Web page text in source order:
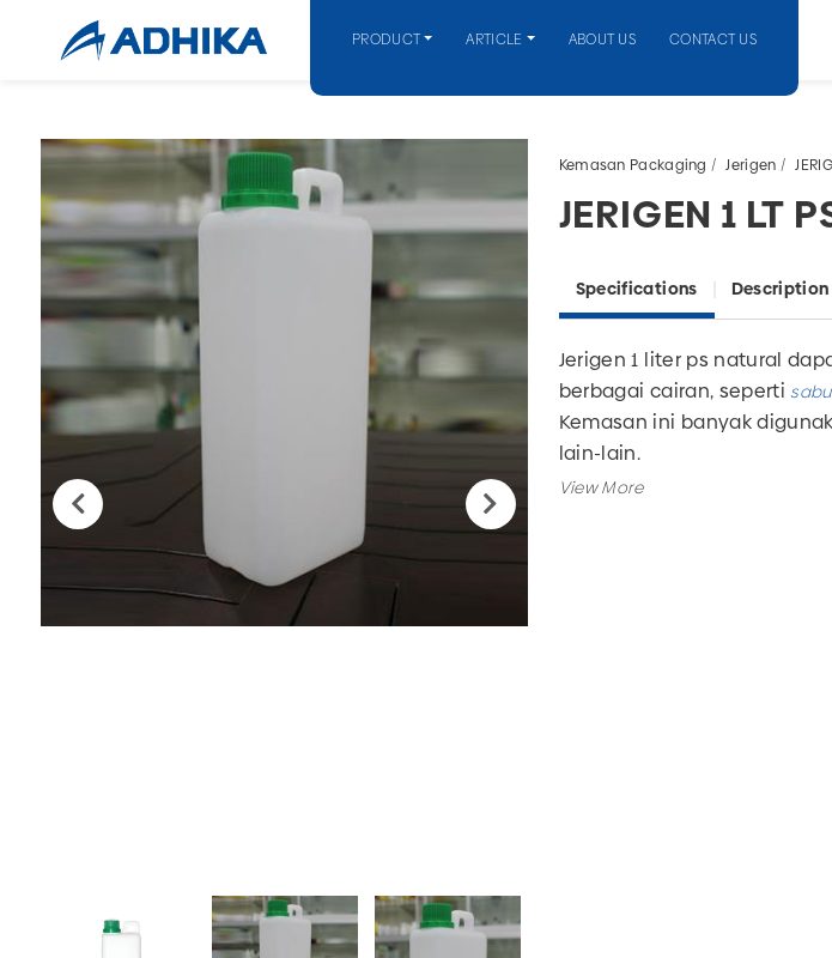
PRODUCT ARTICLE ABOUT US CONTACT US
Kemasan Packaging Jerigen
JERIGEN 1 LT
Specifications Description
Jerigen 1 liter ps natural
berbagai cairan, seperti
Kemasan ini banyak
lain-lain.
ini memiliki berbagai